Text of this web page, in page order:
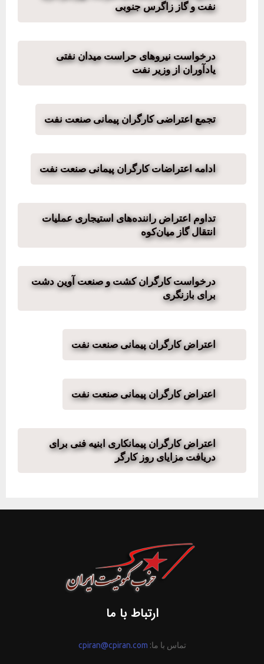
نفت و گاز زاگرس جنوبی
درخواست نیروهای حراست میدان نفتی
یادآوران از وزیر نفت
تجمع اعتراضی کارگران پیمانی صنعت نفت
ادامه اعتراضات کارگران پیمانی صنعت نفت
تداوم اعتراض راننده‌های استیجاری عملیات
انتقال گاز میان‌کوه
درخواست کارگران کشت و صنعت آوین دشت
برای بازنگری
اعتراض کارگران پیمانی صنعت نفت
اعتراض کارگران پیمانی صنعت نفت
اعتراض کارگران پیمانکاری ابنیه فنی برای
دریافت مزایای روز کارگر
ارتباط با ما
تماس با ما: cpiran@cpiran.com